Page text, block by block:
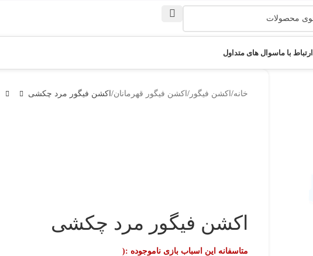
ارتباط با ماسوال های متداول
خانه اکشن فیگور اکشن فیگور قهرمانان اکشن فیگور مرد چکشی
اکشن فیگور مرد چکشی
متاسفانه این اسباب بازی ناموجوده :(